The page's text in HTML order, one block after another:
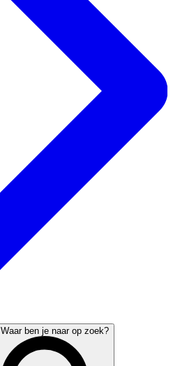
Waar ben je naar op zoek?